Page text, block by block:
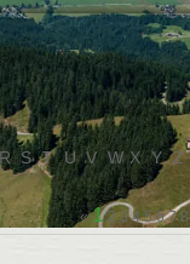
R S T U V W X Y Z
«1 2 3 4 5 6 7 8